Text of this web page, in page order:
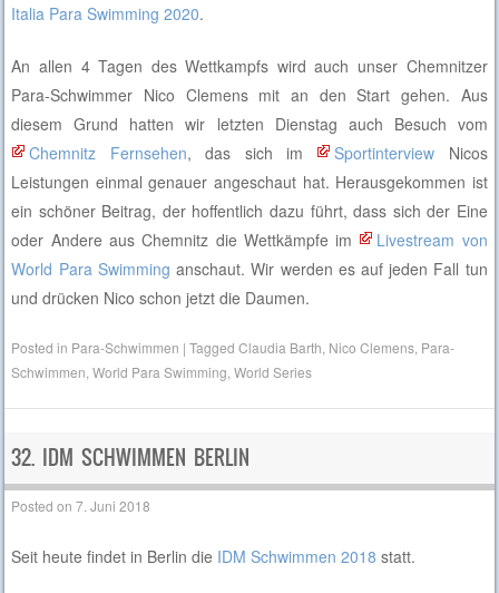
Italia Para Swimming 2020.
An allen 4 Tagen des Wettkampfs wird auch unser Chemnitzer
Para-Schwimmer Nico Clemens mit an den Start gehen. Aus
diesem Grund hatten wir letzten Dienstag auch Besuch vom
Chemnitz Fernsehen, das sich im Sportinterview Nicos
Leistungen einmal genauer angeschaut hat. Herausgekommen ist
ein schöner Beitrag, der hoffentlich dazu führt, dass sich der Eine
oder Andere aus Chemnitz die Wettkämpfe im
Livestream von
World Para Swimming anschaut. Wir werden es auf jeden Fall tun
und drücken Nico schon jetzt die Daumen.
Posted in Para-Schwimmen |TaggedClaudia Barth Nico Clemens Para-
Schwimmen ,World Para Swimming ,World Series
32. IDM SCHWIMMEN BERLIN
Posted on7. Juni 2018
Seit heute findet in Berlin die IDM Schwimmen 2018 statt.